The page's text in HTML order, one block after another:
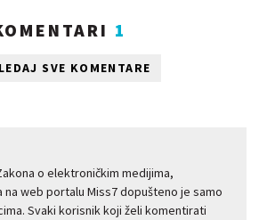
1
SVE KOMENTARE
o elektroničkim medijima,
na web portalu Miss7 dopušteno je samo
Svaki korisnik koji želi komentirati